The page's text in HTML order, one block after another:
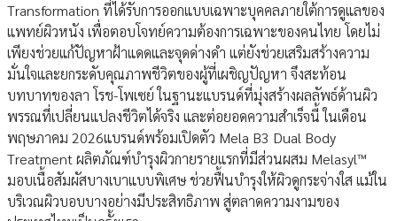
Transformation ที่ได้รับการออกแบบเฉพาะบุคคลภายใต้การดูแลของ
แพทย์ผิวหนัง เพื่อตอบโจทย์ความต้องการเฉพาะของคนไทย โดยไม่
เพียงช่วยแก้ปัญหาฝ้าแดดและจุดด่างดำ แต่ยังช่วยเสริมสร้างความ
มั่นใจและยกระดับคุณภาพชีวิตของผู้ที่เผชิญปัญหา จึงสะท้อน
บทบาทของลา โรช-โพเซย์ ในฐานะแบรนด์ที่มุ่งสร้างผลลัพธ์ด้านผิว
พรรณที่เปลี่ยนแปลงชีวิตได้จริง และต่อยอดความสำเร็จนี้ ในเดือน
พฤษภาคม 2026แบรนด์พร้อมเปิดตัว Mela B3 Dual Body
Treatment ผลิตภัณฑ์บำรุงผิวกายรายแรกที่มีส่วนผสม Melasyl™
มอบเนื้อสัมผัสบางเบาแบบพิเศษ ช่วยฟื้นบำรุงให้ผิวดูกระจ่างใส แม้ใน
บริเวณผิวบอบบางอย่างมีประสิทธิภาพ สู่ตลาดความงามของ